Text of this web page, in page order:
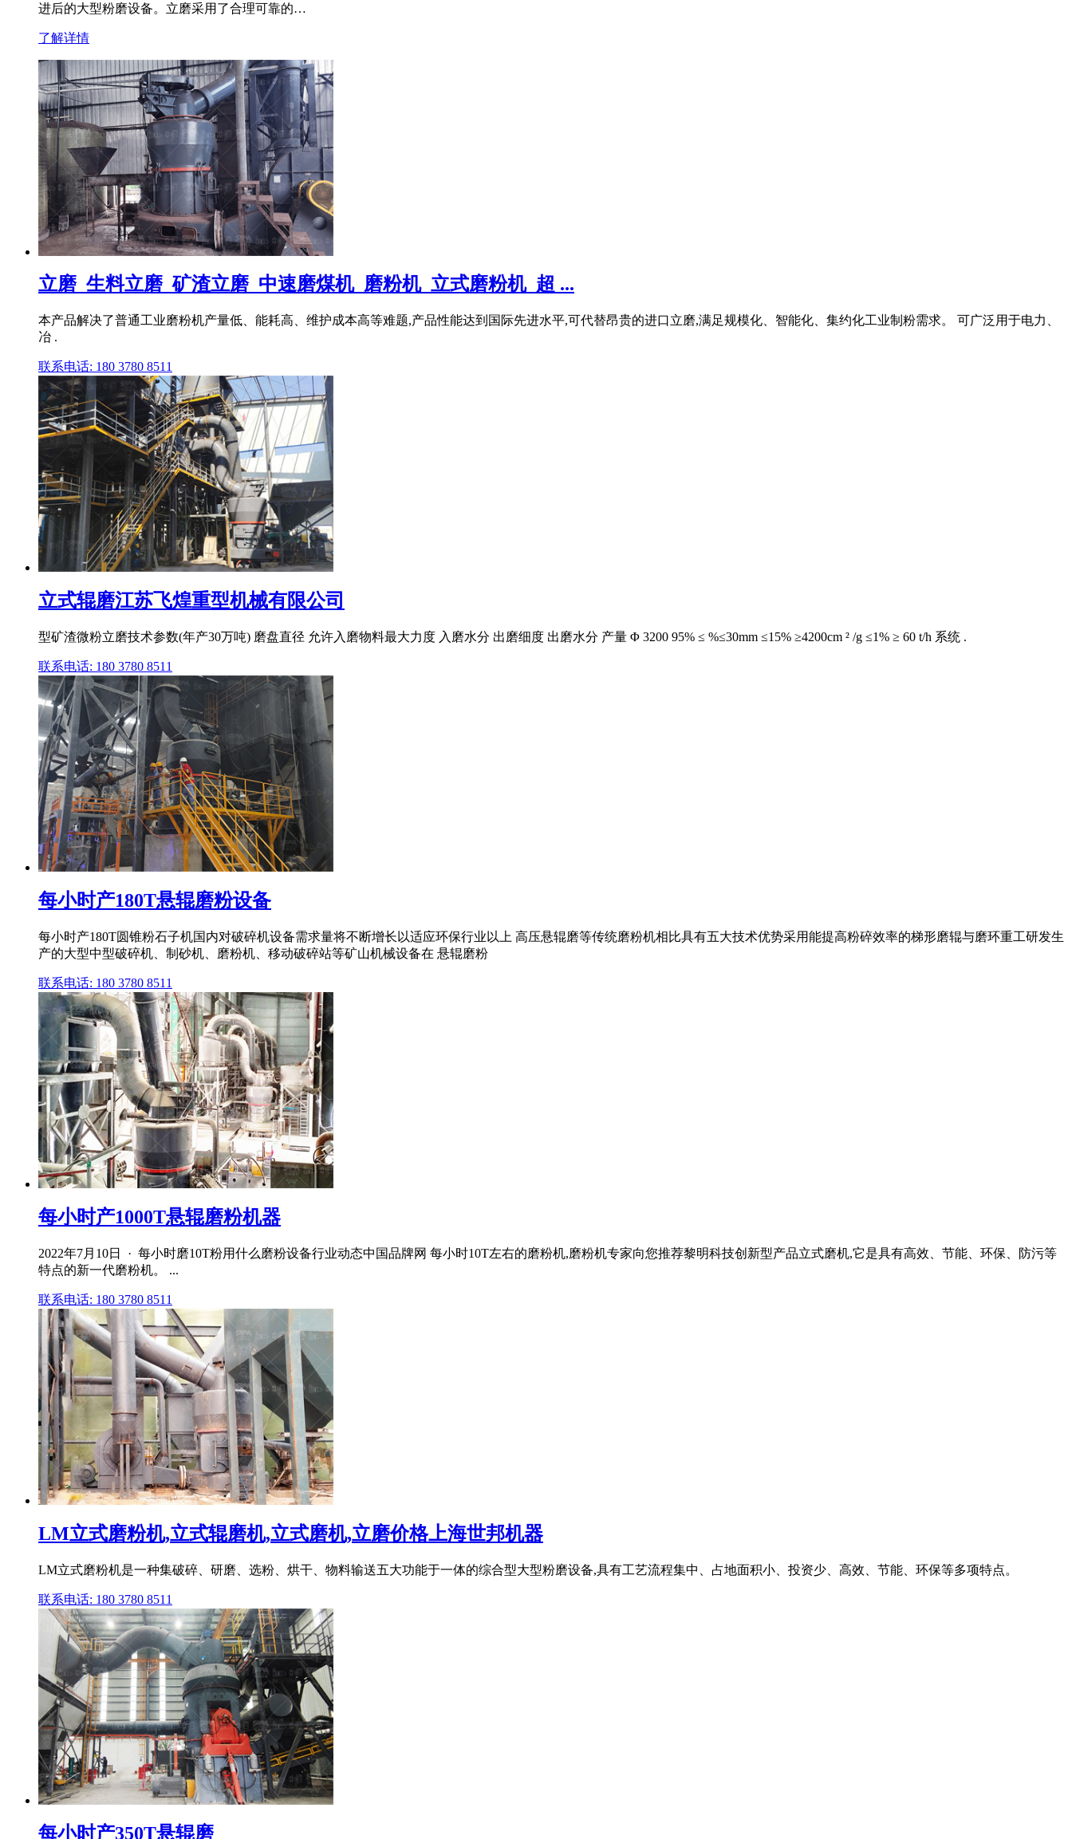
进后的大型粉磨设备。立磨采用了合理可靠的…
了解详情
立磨_生料立磨_矿渣立磨_中速磨煤机_磨粉机_立式磨粉机_超 ...
本产品解决了普通工业磨粉机产量低、能耗高、维护成本高等难题,产品性能达到国际先进水平,可代替昂贵的进口立磨,满足规模化、智能化、集约化工业制粉需求。 可广泛用于电力、
冶 .
联系电话: 180 3780 8511
立式辊磨江苏飞煌重型机械有限公司
型矿渣微粉立磨技术参数(年产30万吨) 磨盘直径 允许入磨物料最大力度 入磨水分 出磨细度 出磨水分 产量 Φ 3200 95% ≤ %≤30mm ≤15% ≥4200cm ² /g ≤1% ≥ 60 t/h 系统 .
联系电话: 180 3780 8511
每小时产180T悬辊磨粉设备
每小时产180T圆锥粉石子机国内对破碎机设备需求量将不断增长以适应环保行业以上 高压悬辊磨等传统磨粉机相比具有五大技术优势采用能提高粉碎效率的梯形磨辊与磨环重工研发生
产的大型中型破碎机、制砂机、磨粉机、移动破碎站等矿山机械设备在 悬辊磨粉
联系电话: 180 3780 8511
每小时产1000T悬辊磨粉机器
2022年7月10日 · 每小时磨10T粉用什么磨粉设备行业动态中国品牌网 每小时10T左右的磨粉机,磨粉机专家向您推荐黎明科技创新型产品立式磨机,它是具有高效、节能、环保、防污等
特点的新一代磨粉机。 ...
联系电话: 180 3780 8511
LM立式磨粉机,立式辊磨机,立式磨机,立磨价格上海世邦机器
LM立式磨粉机是一种集破碎、研磨、选粉、烘干、物料输送五大功能于一体的综合型大型粉磨设备,具有工艺流程集中、占地面积小、投资少、高效、节能、环保等多项特点。
联系电话: 180 3780 8511
每小时产350T悬辊磨